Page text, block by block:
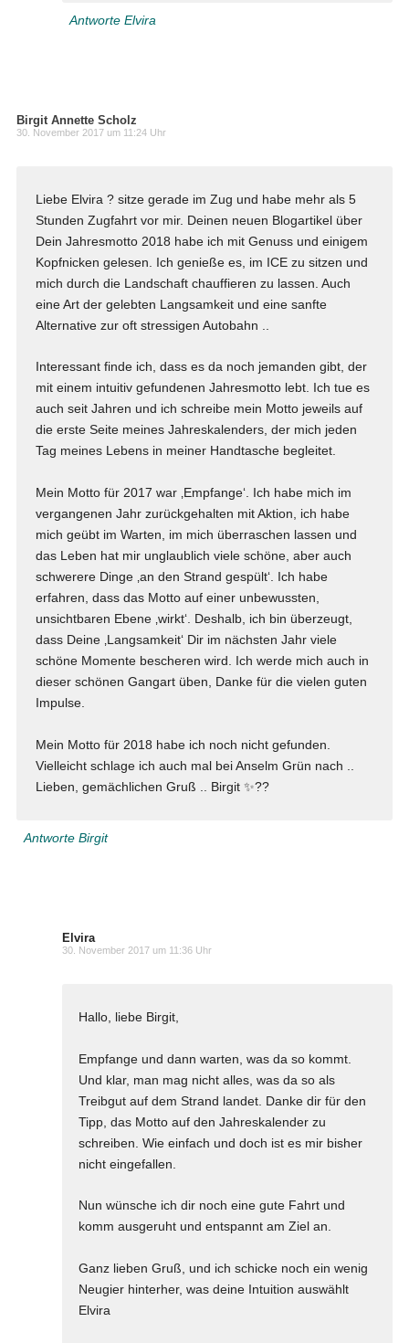
Antworte Elvira
Birgit Annette Scholz
30. November 2017 um 11:24 Uhr
Liebe Elvira ? sitze gerade im Zug und habe mehr als 5
Stunden Zugfahrt vor mir. Deinen neuen Blogartikel über
Dein Jahresmotto 2018 habe ich mit Genuss und einigem
Kopfnicken gelesen. Ich genieße es, im ICE zu sitzen und
mich durch die Landschaft chauffieren zu lassen. Auch
eine Art der gelebten Langsamkeit und eine sanfte
Alternative zur oft stressigen Autobahn ..
Interessant finde ich, dass es da noch jemanden gibt, der
mit einem intuitiv gefundenen Jahresmotto lebt. Ich tue es
auch seit Jahren und ich schreibe mein Motto jeweils auf
die erste Seite meines Jahreskalenders, der mich jeden
Tag meines Lebens in meiner Handtasche begleitet.
Mein Motto für 2017 war ‚Empfange‘. Ich habe mich im
vergangenen Jahr zurückgehalten mit Aktion, ich habe
mich geübt im Warten, im mich überraschen lassen und
das Leben hat mir unglaublich viele schöne, aber auch
schwerere Dinge ‚an den Strand gespült‘. Ich habe
erfahren, dass das Motto auf einer unbewussten,
unsichtbaren Ebene ‚wirkt‘. Deshalb, ich bin überzeugt,
dass Deine ‚Langsamkeit‘ Dir im nächsten Jahr viele
schöne Momente bescheren wird. Ich werde mich auch in
dieser schönen Gangart üben, Danke für die vielen guten
Impulse.
Mein Motto für 2018 habe ich noch nicht gefunden.
Vielleicht schlage ich auch mal bei Anselm Grün nach ..
Lieben, gemächlichen Gruß .. Birgit ✨??
Antworte Birgit
Elvira
30. November 2017 um 11:36 Uhr
Hallo, liebe Birgit,
Empfange und dann warten, was da so kommt.
Und klar, man mag nicht alles, was da so als
Treibgut auf dem Strand landet. Danke dir für den
Tipp, das Motto auf den Jahreskalender zu
schreiben. Wie einfach und doch ist es mir bisher
nicht eingefallen.
Nun wünsche ich dir noch eine gute Fahrt und
komm ausgeruht und entspannt am Ziel an.
Ganz lieben Gruß, und ich schicke noch ein wenig
Neugier hinterher, was deine Intuition auswählt
Elvira